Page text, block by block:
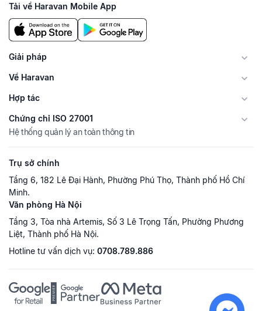
Tải về Haravan Mobile App
Giải pháp
Về Haravan
Hợp tác
Chứng chỉ ISO 27001
Hệ thống quản lý an toàn thông tin
Trụ sở chính
Tầng 6, 182 Lê Đại Hành, Phường Phú Thọ, Thành phố Hồ Chí
Minh.
Văn phòng Hà Nội
Tầng 3, Tòa nhà Artemis, Số 3 Lê Trọng Tấn, Phường Phương
Liệt, Thành phố Hà Nội.
Hotline tư vấn dịch vụ: 0708.789.886